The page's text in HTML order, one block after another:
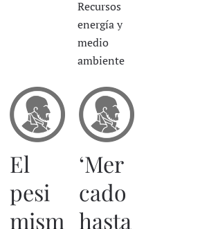
Recursos
energía y
medio
ambiente
El
pesi
mism
‘Mer
cado
hasta